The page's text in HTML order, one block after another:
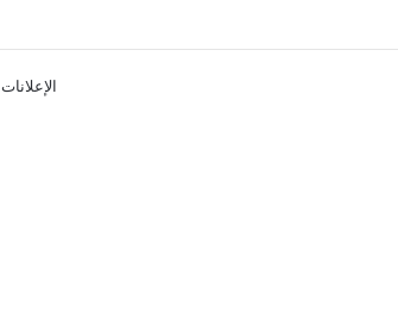
باريس 2025
الإعلانات